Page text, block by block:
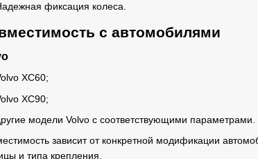
фиксация колеса.
с автомобилями
XC60;
XC90;
модели Volvo с соответствующими параметрами.
зависит от конкретной модификации
и типа крепления.